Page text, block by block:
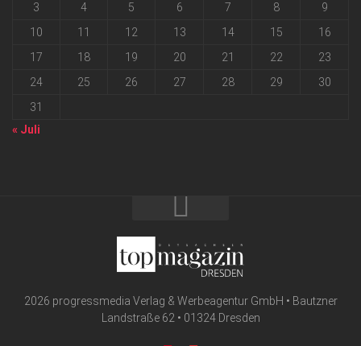
3
4 5 6 7 8
9
10
11 12 13 14 15
16
17
18 19 20 21 22
23
24
25 26 27 28 29
30
31
« Juli
2026 progressmedia Verlag & Werbeagentur GmbH • Bautzner
Landstraße 62 • 01324 Dresden